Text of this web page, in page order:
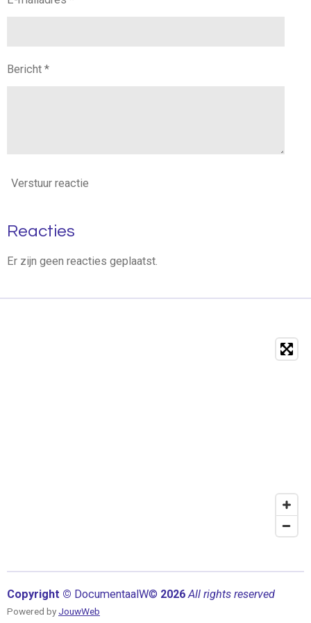
Bericht *
Verstuur reactie
Reacties
Er zijn geen reacties geplaatst.
Copyright © DocumentaalW© 2026All rights reserved
Powered by JouwWeb